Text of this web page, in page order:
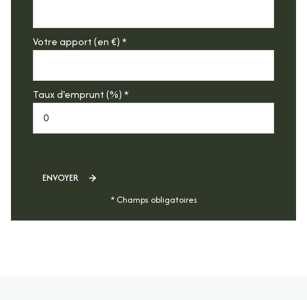
Votre apport (en €) *
Taux d'emprunt (%) *
ENVOYER
* Champs obligatoires